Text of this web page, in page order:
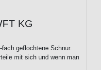
KG
geflochtene Schnur.
mit sich und wenn man